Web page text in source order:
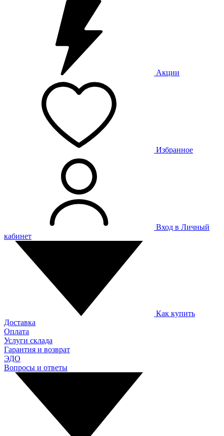
Акции
Избранное
Вход в Личный
кабинет
Как купить
Доставка
Оплата
Услуги склада
Гарантия и возврат
ЭДО
Вопросы и ответы